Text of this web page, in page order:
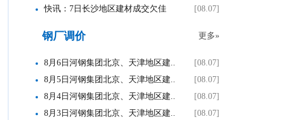
[08.07]
快讯：7日长沙地区建材成交欠佳
更多»
钢厂调价
[08.07]
8月6日河钢集团北京、天津地区建..
[08.07]
8月5日河钢集团北京、天津地区建..
[08.07]
8月4日河钢集团北京、天津地区建..
[08.07]
8月3日河钢集团北京、天津地区建..